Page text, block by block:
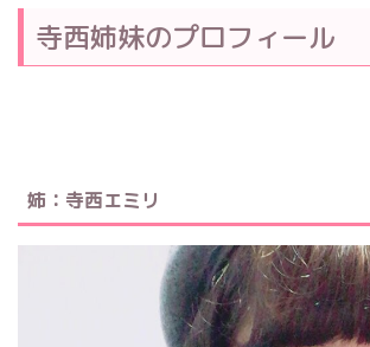
寺西姉妹のプロフィール
姉：寺西エミリ